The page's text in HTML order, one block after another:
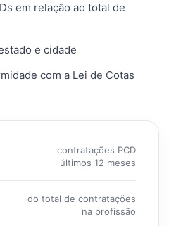
em relação ao total de
e cidade
com a Lei de Cotas
contratações PCD
últimos 12 meses
do total de contratações
na profissão